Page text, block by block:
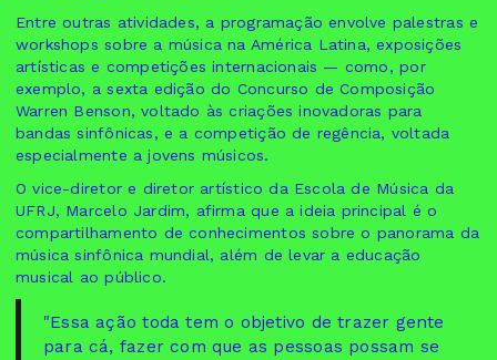
Entre outras atividades, a programação envolve palestras e
workshops sobre a música na América Latina, exposições
artísticas e competições internacionais — como, por
exemplo, a sexta edição do Concurso de Composição
Warren Benson, voltado às criações inovadoras para
bandas sinfônicas, e a competição de regência, voltada
especialmente a jovens músicos.
O vice-diretor e diretor artístico da Escola de Música da
UFRJ, Marcelo Jardim, afirma que a ideia principal é o
compartilhamento de conhecimentos sobre o panorama da
música sinfônica mundial, além de levar a educação
musical ao público.
"Essa ação toda tem o objetivo de trazer gente
para cá, fazer com que as pessoas possam se